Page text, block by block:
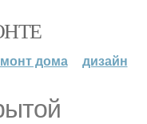
дома дизайн